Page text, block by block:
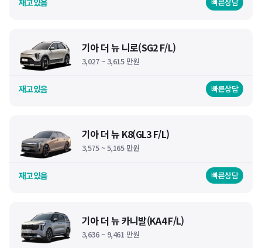
기아 더 뉴 니로(SG2 F/L)
3,027 ~ 3,615 만원
재고있음 빠른상담
기아 더 뉴 K8(GL3 F/L)
3,575 ~ 5,165 만원
재고있음 빠른상담
기아 더 뉴 카니발(KA4 F/L)
3,636 ~ 9,461 만원